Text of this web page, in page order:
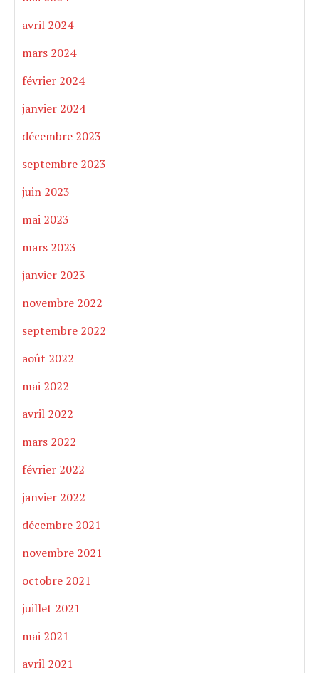
avril 2024
mars 2024
février 2024
janvier 2024
décembre 2023
septembre 2023
juin 2023
mai 2023
mars 2023
janvier 2023
novembre 2022
septembre 2022
août 2022
mai 2022
avril 2022
mars 2022
février 2022
janvier 2022
décembre 2021
novembre 2021
octobre 2021
juillet 2021
mai 2021
avril 2021